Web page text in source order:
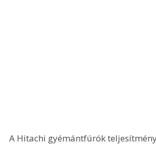
A Hitachi gyémántfúrók